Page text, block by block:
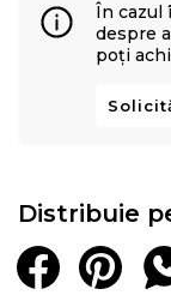
În cazul
despre
poți
Distribuie